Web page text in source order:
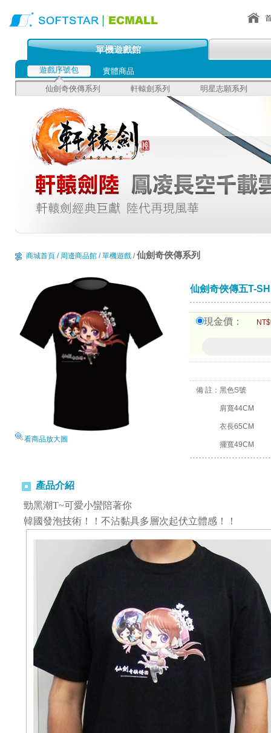
單機遊戲館
遊戲序號包
仙劍奇俠傳系列 軒轅劍系列 明星志願系列
實體商品
商城首頁 / 周邊商品館 / 單機遊戲 /仙劍奇俠傳系列
看商品放大圖
仙劍奇俠傳五T-
現金價： NT$
備 註： 黑色S號
肩寬44CM
衣長65CM
擺寬49CM
產品介紹
勁黑潮T~可愛小蠻陪著你
韓國發泡技術！！不沾黏具多層次起伏立體感！！